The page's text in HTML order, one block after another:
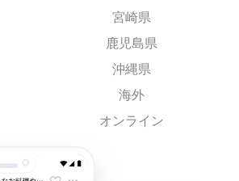
宮崎県
鹿児島県
沖縄県
海外
オンライン